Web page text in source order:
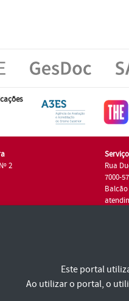
2
Rua
7000-
Condições e Política de Privacidade
Este portal
Ao utilizar o portal, o